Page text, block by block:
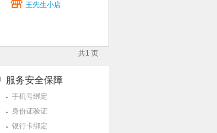
王先生小店
共1 页
服务安全保障
手机号绑定
身份证验证
银行卡绑定